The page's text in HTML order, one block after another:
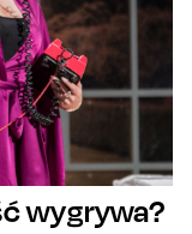
wygrywa?